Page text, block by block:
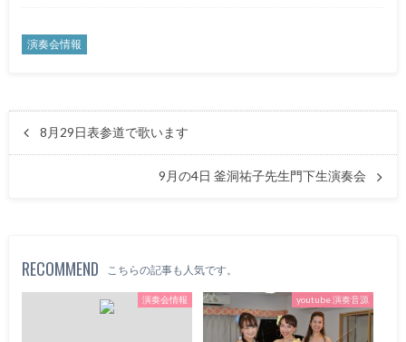
演奏会情報
8月29日表参道で歌います
9月の4日 釜洞祐子先生門下生演奏会
RECOMMEND こちらの記事も人気です。
演奏会情報 youtube 演奏音源